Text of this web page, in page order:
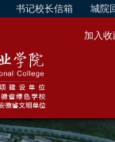
书记校长信箱 城院
加入收